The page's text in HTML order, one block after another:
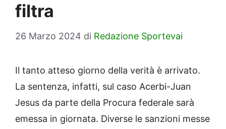
filtra
26 Marzo 2024 di Redazione Sportevai
Il tanto atteso giorno della verità è arrivato.
La sentenza, infatti, sul caso Acerbi-Juan
Jesus da parte della Procura federale sarà
emessa in giornata. Diverse le sanzioni messe